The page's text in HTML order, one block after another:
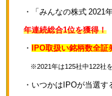
・「みんなの株式 2021
年連続総合1位を獲得！
・ IPO取扱い銘柄数全証
※2021年は125社中122社
・いつかはIPOが当選す